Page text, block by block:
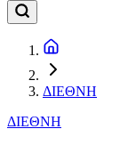
ΔΙΕΘΝΗ
ΔΙΕΘΝΗ